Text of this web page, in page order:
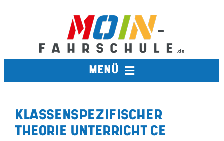
MENÜ
TERMINE
KLASSENSPEZIFISCHER
THEORIE UNTERRICHT CE